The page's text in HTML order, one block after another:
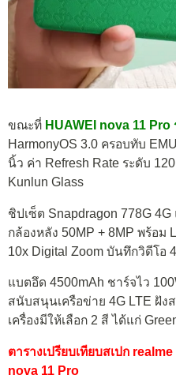
ขณะที่ HUAWEI nova 11
HarmonyOS 3.0 ครอบทับ
นิ้ว ค่า Refresh Rate ระดับ
Kunlun Glass
ชิปเซ็ต Snapdragon 778G
กล้องหลัง 50MP + 8MP พร้อม
10x Digital Zoom บันทึกวิดีโอ
แบตอึด 4500mAh ชาร์จไว
สนับสนุนเครือข่าย 4G LTE ฝั
เครื่องมีให้เลือก 2 สี ได้แก่
ตารางเปรียบเทียบสเปก
nova 11 Pro